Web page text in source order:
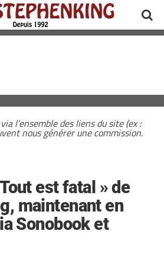
l'ensemble des liens du site (ex :
nous générer une commission.
est fatal » de
maintenant en
Sonobook et